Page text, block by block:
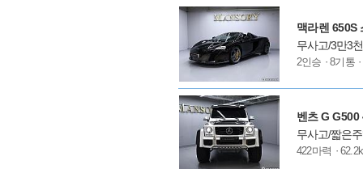
맥라렌 650S
무사고/3만3
모
2인승 8기통
벤츠 G G500
무사고/짧은
모
422마력